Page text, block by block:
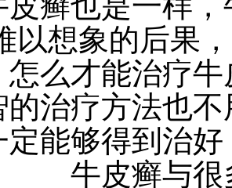
以想象的后果
怎么才能治疗
的治疗方法也
定能够得到治
牛皮癣与很